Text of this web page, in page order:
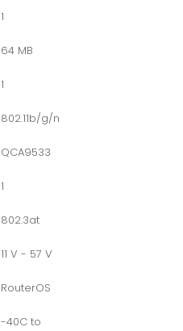
1
64 MB
1
802.11b/g/n
QCA9533
1
802.3at
11 V - 57 V
RouterOS
-40C to